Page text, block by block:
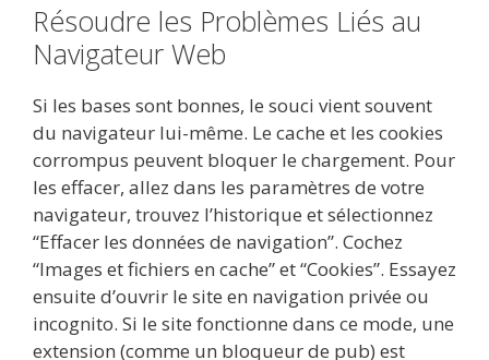
Résoudre les Problèmes Liés au
Navigateur Web
Si les bases sont bonnes, le souci vient souvent
du navigateur lui-même. Le cache et les cookies
corrompus peuvent bloquer le chargement. Pour
les effacer, allez dans les paramètres de votre
navigateur, trouvez l’historique et sélectionnez
“Effacer les données de navigation”. Cochez
“Images et fichiers en cache” et “Cookies”. Essayez
ensuite d’ouvrir le site en navigation privée ou
incognito. Si le site fonctionne dans ce mode, une
extension (comme un bloqueur de pub) est